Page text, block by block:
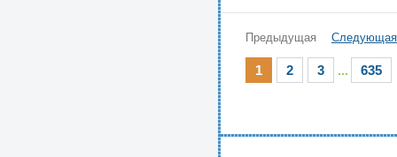
Предыдущая Следующая
1 2 3 ... 635